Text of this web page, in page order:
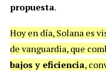
propuesta.
Hoy en día, Solana es
de vanguardia, que
bajos y eficiencia,